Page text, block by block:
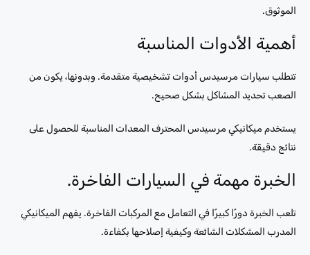
الموثوق.
أهمية الأدوات المناسبة
تتطلب سيارات مرسيدس أدوات تشخيصية متقدمة. وبدونها، يكون من
الصعب تحديد المشاكل بشكل صحيح.
يستخدم ميكانيكي مرسيدس المحترف المعدات المناسبة للحصول على
نتائج دقيقة.
الخبرة مهمة في السيارات الفاخرة.
تلعب الخبرة دورًا كبيرًا في التعامل مع المركبات الفاخرة. يفهم الميكانيكي
المدرب المشكلات الشائعة وكيفية إصلاحها بكفاءة.